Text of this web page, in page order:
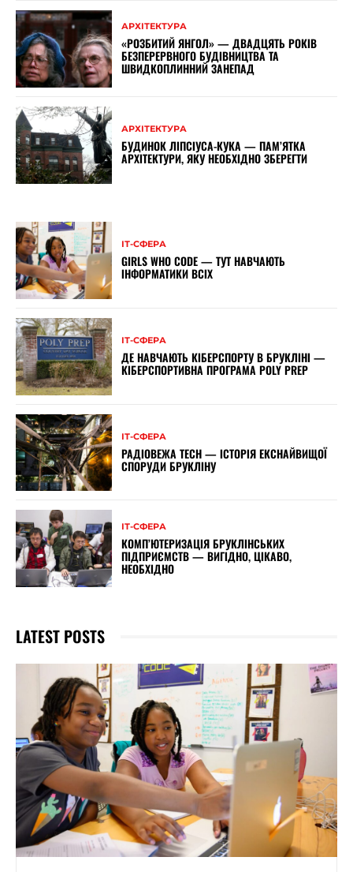
АРХІТЕКТУРА
«РОЗБИТИЙ ЯНГОЛ» — ДВАДЦЯТЬ РОКІВ
БЕЗПЕРЕРВНОГО БУДІВНИЦТВА ТА
ШВИДКОПЛИННИЙ ЗАНЕПАД
АРХІТЕКТУРА
БУДИНОК ЛІПСІУСА-КУКА — ПАМ’ЯТКА
АРХІТЕКТУРИ, ЯКУ НЕОБХІДНО ЗБЕРЕГТИ
ІТ-СФЕРА
GIRLS WHO CODE — ТУТ НАВЧАЮТЬ
ІНФОРМАТИКИ ВСІХ
ІТ-СФЕРА
ДЕ НАВЧАЮТЬ КІБЕРСПОРТУ В БРУКЛІНІ —
КІБЕРСПОРТИВНА ПРОГРАМА POLY PREP
ІТ-СФЕРА
РАДІОВЕЖА TECH — ІСТОРІЯ ЕКСНАЙВИЩОЇ
СПОРУДИ БРУКЛІНУ
ІТ-СФЕРА
КОМП’ЮТЕРИЗАЦІЯ БРУКЛІНСЬКИХ
ПІДПРИЄМСТВ — ВИГІДНО, ЦІКАВО,
НЕОБХІДНО
LATEST POSTS